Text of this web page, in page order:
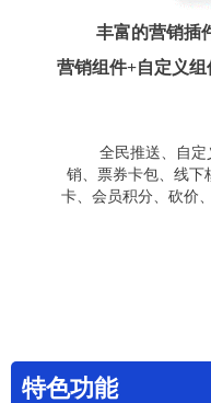
丰富的营销插
营销组件+自定义
全民推送、自
销、票券卡包、线下
卡、会员积分、砍价
特色功能